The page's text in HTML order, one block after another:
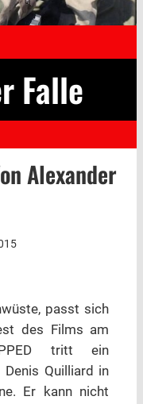
Falle
Alexander
passt sich
des Films am
tritt ein
Quilliard in
Er kann nicht